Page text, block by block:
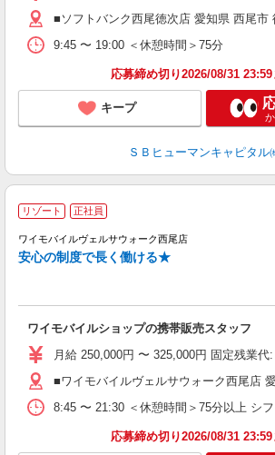
■ソフトバンク西尾徳次店 愛知県 西尾市
9:45 〜 19:00 ＜休憩時間＞75分
応募締め切り2026/08/31 23:59
キープ
ＳＢヒューマンキャピタル
リゾート 正社員
ワイモバイルヴェルサウォーク西尾店
安心の制度で長く働ける★
ワイモバイルショップの携帯販売スタッフ
月給 250,000円 〜 325,000円 固定残業
■ワイモバイルヴェルサウォーク西尾店
8:45 〜 21:30 ＜休憩時間＞75分以上 シ
応募締め切り2026/08/31 23:59